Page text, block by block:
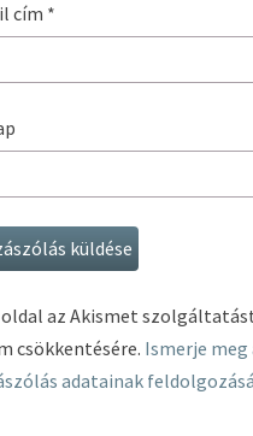
cím *
oldal az Akismet
csökkentésére. Ismerje meg
adatainak